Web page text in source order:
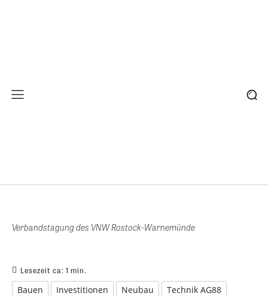
Verbandstagung des VNW Rostock-Warnemünde
Lesezeit ca: 1 min.
Bauen Investitionen Neubau
Technik AG88